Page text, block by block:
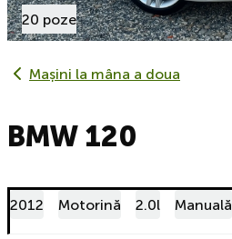
20 poze
Mașini la mâna a doua
BMW 120
2012 Motorină 2.0l Manuală